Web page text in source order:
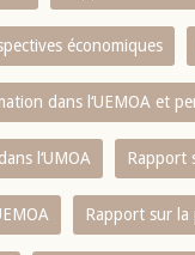
économiques
dans l‘UEMOA et
l‘UMOA Rapport
Rapport sur